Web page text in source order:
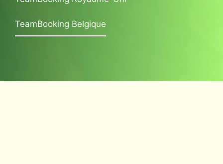
TeamBooking Belgique